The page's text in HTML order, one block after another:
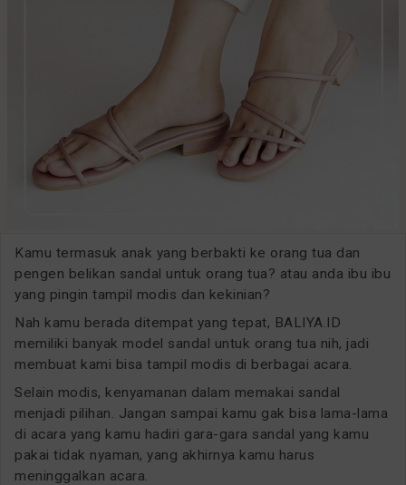
Kamu termasuk anak yang berbakti ke orang tua dan
pengen belikan sandal untuk orang tua? atau anda ibu ibu
yang pingin tampil modis dan kekinian?
Nah kamu berada ditempat yang tepat, BALIYA.ID
memiliki banyak model sandal untuk orang tua nih, jadi
membuat kami bisa tampil modis di berbagai acara.
Selain modis, kenyamanan dalam memakai sandal
menjadi pilihan. Jangan sampai kamu gak bisa lama-lama
di acara yang kamu hadiri gara-gara sandal yang kamu
pakai tidak nyaman, yang akhirnya kamu harus
meninggalkan acara.